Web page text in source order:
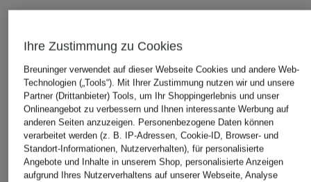
Ihre Zustimmung zu Cookies
Breuninger verwendet auf dieser Webseite Cookies und andere Web-
Technologien („Tools“). Mit Ihrer Zustimmung nutzen wir und unsere
Partner (Drittanbieter) Tools, um Ihr Shoppingerlebnis und unser
Onlineangebot zu verbessern und Ihnen interessante Werbung auf
anderen Seiten anzuzeigen. Personenbezogene Daten können
verarbeitet werden (z. B. IP-Adressen, Cookie-ID, Browser- und
Standort-Informationen, Nutzerverhalten), für personalisierte
Angebote und Inhalte in unserem Shop, personalisierte Anzeigen
aufgrund Ihres Nutzerverhaltens auf unserer Webseite, Analyse